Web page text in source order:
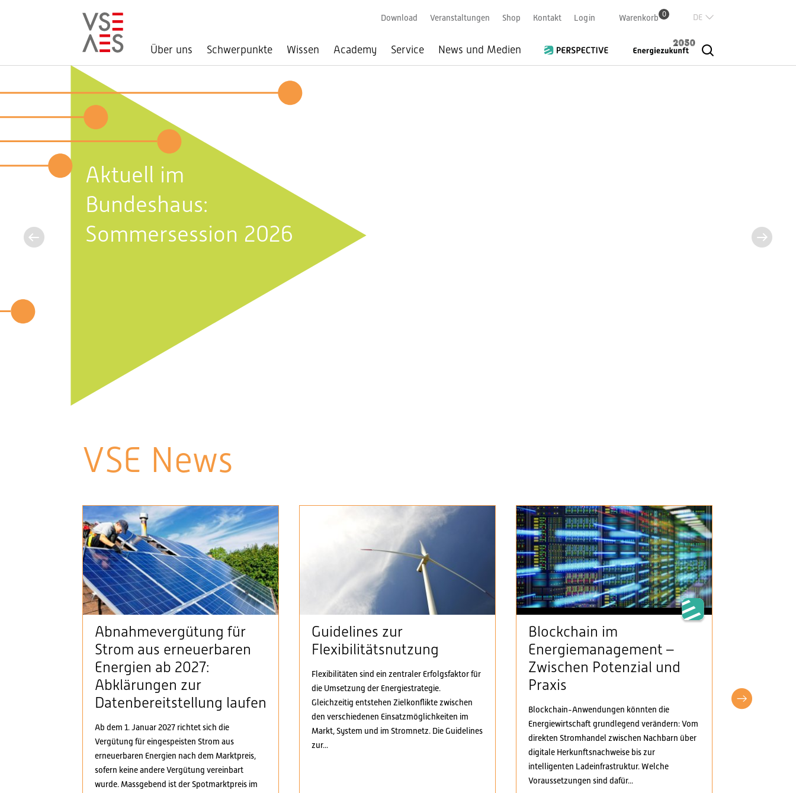
Inhalt
Über uns Schwerpunkte Wissen Academy Service News und Medien
Download Veranstaltungen Shop Kontakt Login Warenkorb 0
Aktuell im
Bundeshaus:
Sommersession 2026
VSE News
Abnahmevergütung für
Strom aus erneuerbaren
Energien ab 2027:
Abklärungen zur
Datenbereitstellung laufen
Ab dem 1. Januar 2027 richtet sich die
Vergütung für eingespeisten Strom aus
erneuerbaren Energien nach dem Marktpreis,
sofern keine andere Vergütung vereinbart
wurde. Massgebend ist der Spotmarktpreis im
Guidelines zur
Flexibilitätsnutzung
Flexibilitäten sind ein zentraler Erfolgsfaktor für
die Umsetzung der Energiestrategie.
Gleichzeitig entstehen Zielkonflikte zwischen
den verschiedenen Einsatzmöglichkeiten im
Markt, System und im Stromnetz. Die Guidelines
zur...
Blockchain im
Energiemanagement –
Zwischen Potenzial und
Praxis
Blockchain-Anwendungen könnten die
Energiewirtschaft grundlegend verändern: Vom
direkten Stromhandel zwischen Nachbarn über
digitale Herkunftsnachweise bis zur
intelligenten Ladeinfrastruktur. Welche
Voraussetzungen sind dafür...
fordert